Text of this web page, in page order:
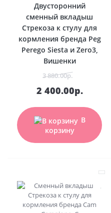
Двусторонний
сменный вкладыш
Стрекоза к стулу для
кормления бренда Peg
Perego Siesta и Zero3,
Вишенки
3 880.00р.
2 400.00р.
В
корзину